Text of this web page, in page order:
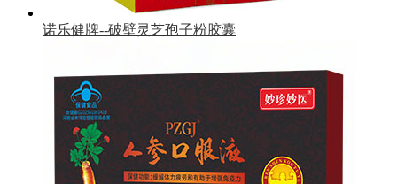
诺乐健牌--破壁灵芝孢子粉胶囊